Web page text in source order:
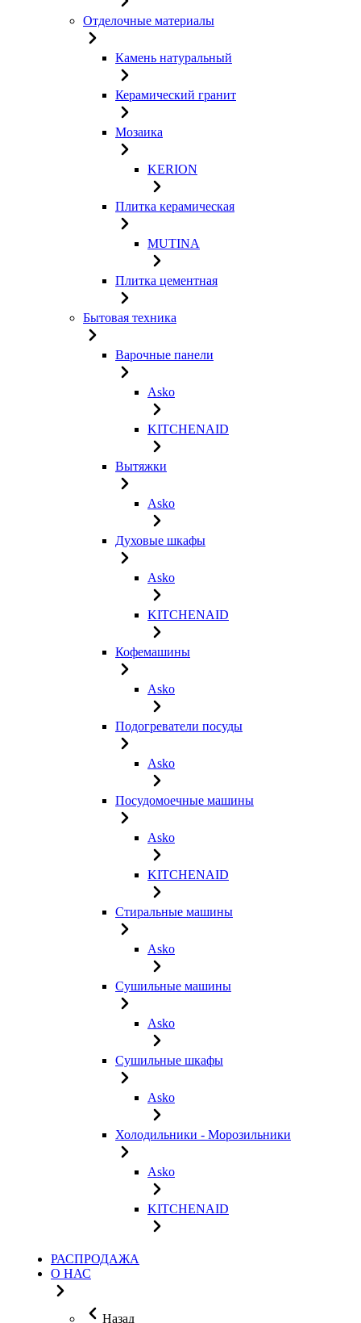
Отделочные материалы
Камень натуральный
Керамический гранит
Мозаика
KERION
Плитка керамическая
MUTINA
Плитка цементная
Бытовая техника
Варочные панели
Asko
KITCHENAID
Вытяжки
Asko
Духовые шкафы
Asko
KITCHENAID
Кофемашины
Asko
Подогреватели посуды
Asko
Посудомоечные машины
Asko
KITCHENAID
Стиральные машины
Asko
Сушильные машины
Asko
Сушильные шкафы
Asko
Холодильники - Морозильники
Asko
KITCHENAID
РАСПРОДАЖА
О НАС
Назад